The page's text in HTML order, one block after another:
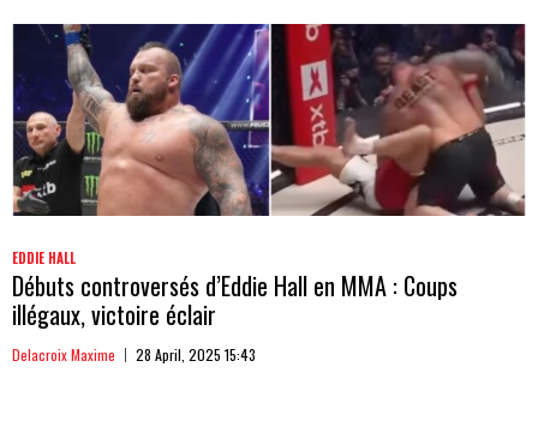
EDDIE HALL
Débuts controversés d’Eddie Hall en MMA : Coups
illégaux, victoire éclair
Delacroix Maxime 28 April, 2025 15:43